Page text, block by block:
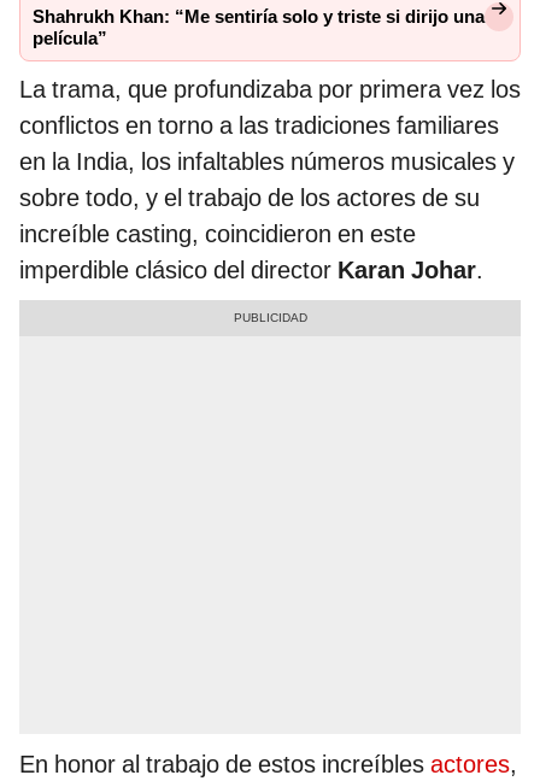
Shahrukh Khan: “Me sentiría solo y triste si dirijo una
película”
La trama, que profundizaba por primera vez los
conflictos en torno a las tradiciones familiares
en la India, los infaltables números musicales y
sobre todo, y el trabajo de los actores de su
increíble casting, coincidieron en este
imperdible clásico del director Karan Johar.
En honor al trabajo de estos increíbles actores,